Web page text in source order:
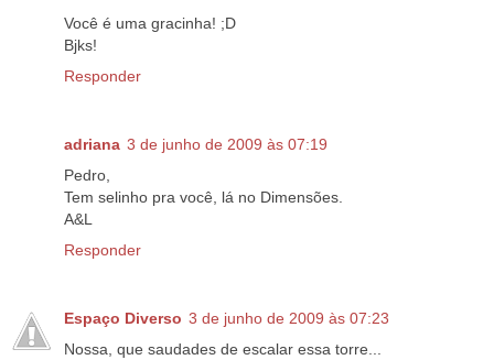
Você é uma gracinha! ;D
Bjks!
Responder
adriana 3 de junho de 2009 às 07:19
Pedro,
Tem selinho pra você, lá no Dimensões.
A&L
Responder
Espaço Diverso 3 de junho de 2009 às 07:23
Nossa, que saudades de escalar essa torre...